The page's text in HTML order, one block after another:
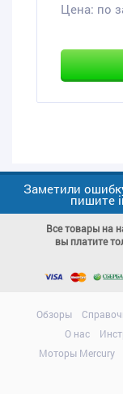
Цена: по
Заметили
пишите
Все товары на
вы платите
Обзоры
О нас
Моторы Mercury